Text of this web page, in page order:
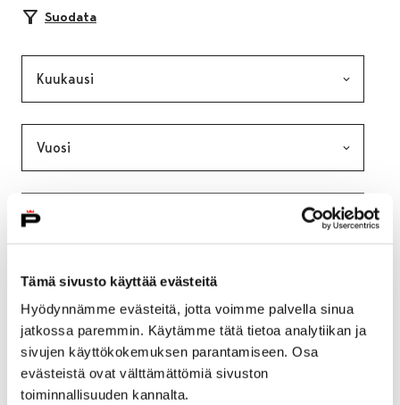
Tämä sivusto käyttää evästeitä
Hyödynnämme evästeitä, jotta voimme palvella sinua
jatkossa paremmin. Käytämme tätä tietoa analytiikan ja
sivujen käyttökokemuksen parantamiseen. Osa
evästeistä ovat välttämättömiä sivuston
toiminnallisuuden kannalta.
Suodata
Avainsana, valinta lähettää lomakkeen